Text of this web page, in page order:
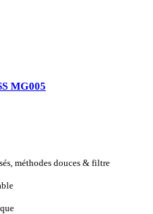
MG005
méthodes douces & filtre